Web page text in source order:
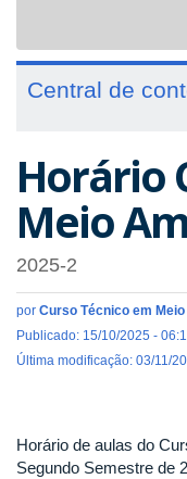
Central de
Horário
Meio
2025-2
por Curso Técnico em
Publicado: 15/10/2025 -
Última modificação: 03/11/
Horário de aulas do
Segundo Semestre de